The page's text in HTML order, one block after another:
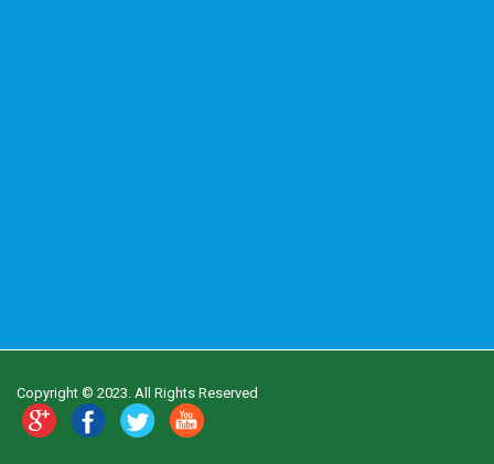
Copyright © 2023. All Rights Reserved